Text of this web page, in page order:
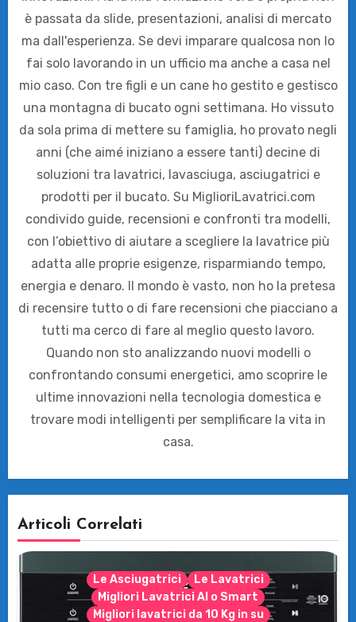
è passata da slide, presentazioni, analisi di mercato
ma dall'esperienza. Se devi imparare qualcosa non lo
fai solo lavorando in un ufficio ma anche a casa nel
mio caso. Con tre figli e un cane ho gestito e gestisco
una montagna di bucato ogni settimana. Ho vissuto
da sola prima di mettere su famiglia, ho provato negli
anni (che aimé iniziano a essere tanti) decine di
soluzioni tra lavatrici, lavasciuga, asciugatrici e
prodotti per il bucato. Su MiglioriLavatrici.com
condivido guide, recensioni e confronti tra modelli,
con l’obiettivo di aiutare a scegliere la lavatrice più
adatta alle proprie esigenze, risparmiando tempo,
energia e denaro. Il mondo è vasto, non ho la pretesa
di recensire tutto o di fare recensioni che piacciano a
tutti ma cerco di fare al meglio questo lavoro.
Quando non sto analizzando nuovi modelli o
confrontando consumi energetici, amo scoprire le
ultime innovazioni nella tecnologia domestica e
trovare modi intelligenti per semplificare la vita in
casa.
Articoli Correlati
Le Asciugatrici
Le Lavatrici
Migliori Lavatrici AI o Smart
Migliori lavatrici da 10 Kg in su